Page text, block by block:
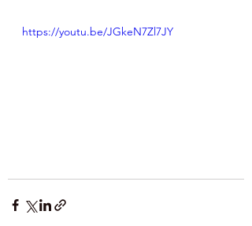
https://youtu.be/JGkeN7Zl7JY